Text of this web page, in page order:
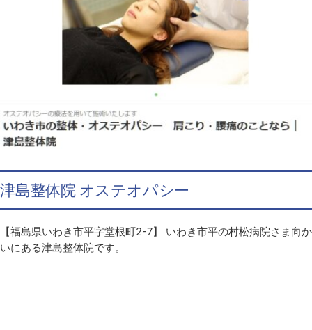
津島整体院 オステオパシー
【福島県いわき市平字堂根町2-7】 いわき市平の村松病院さま向か
いにある津島整体院です。